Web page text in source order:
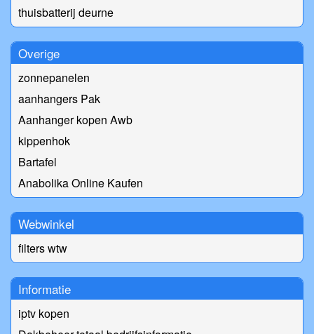
thuisbatterij deurne
Overige
zonnepanelen
aanhangers Pak
Aanhanger kopen Awb
kippenhok
Bartafel
Anabolika Online Kaufen
Webwinkel
filters wtw
Informatie
iptv kopen